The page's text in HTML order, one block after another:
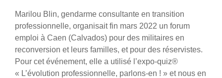
Marilou Blin, gendarme consultante en transition
professionnelle, organisait fin mars 2022 un forum
emploi à Caen (Calvados) pour des militaires en
reconversion et leurs familles, et pour des réservistes.
Pour cet événement, elle a utilisé l’expo-quiz®
« L’évolution professionnelle, parlons-en ! » et nous en